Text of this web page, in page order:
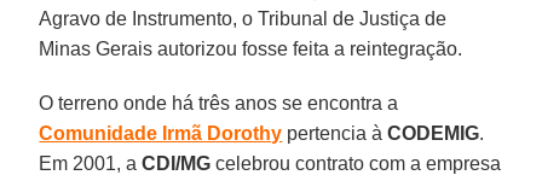
Agravo de Instrumento, o Tribunal de Justiça de
Minas Gerais autorizou fosse feita a reintegração.
O terreno onde há três anos se encontra a
Comunidade Irmã Dorothy pertencia àCODEMIG.
Em 2001, aCDI/MG celebrou contrato com a empresa